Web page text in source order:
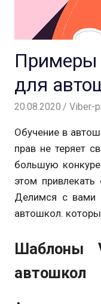
Примеры
для
20.08.2020 Viber-
Обучение в
прав не теряет
большую
этом
Делимся с вами
автошкол.
Шаблоны
автошкол